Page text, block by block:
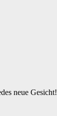
neue Gesicht!